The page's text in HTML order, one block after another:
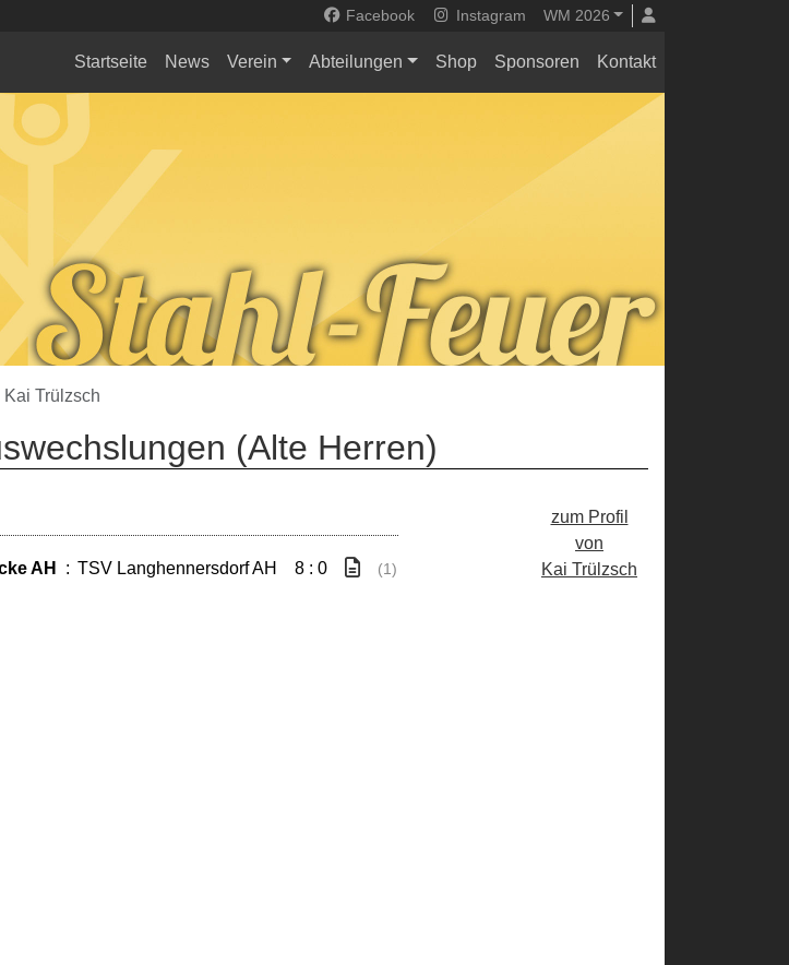
Facebook Instagram WM 2026
Startseite News Verein Abteilungen Shop Sponsoren Kontakt
Kai Trülzsch
(Alte Herren)
zum Profil
von
Kai Trülzsch
AH : TSV Langhennersdorf AH 8 : 0 (1)